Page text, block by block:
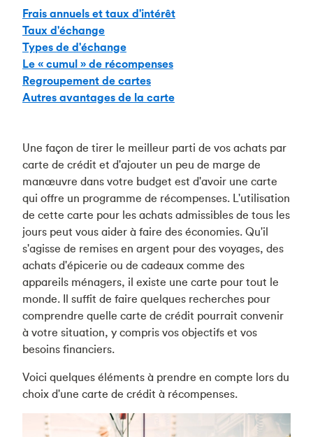
Frais annuels et taux d'intérêt
Taux d'échange
Types de d'échange
Le « cumul » de récompenses
Regroupement de cartes
Autres avantages de la carte
Une façon de tirer le meilleur parti de vos achats par
carte de crédit et d'ajouter un peu de marge de
manœuvre dans votre budget est d'avoir une carte
qui offre un programme de récompenses. L'utilisation
de cette carte pour les achats admissibles de tous les
jours peut vous aider à faire des économies. Qu'il
s'agisse de remises en argent pour des voyages, des
achats d'épicerie ou de cadeaux comme des
appareils ménagers, il existe une carte pour tout le
monde. Il suffit de faire quelques recherches pour
comprendre quelle carte de crédit pourrait convenir
à votre situation, y compris vos objectifs et vos
besoins financiers.
Voici quelques éléments à prendre en compte lors du
choix d'une carte de crédit à récompenses.